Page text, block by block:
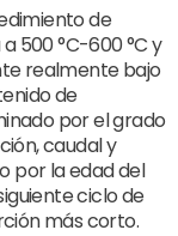
de
500 °C-600 °C y
realmente bajo
de
por el grado
caudal y
por la edad del
ciclo de
más corto.